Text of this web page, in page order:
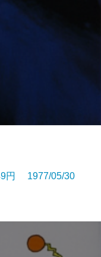
円 1977/05/30